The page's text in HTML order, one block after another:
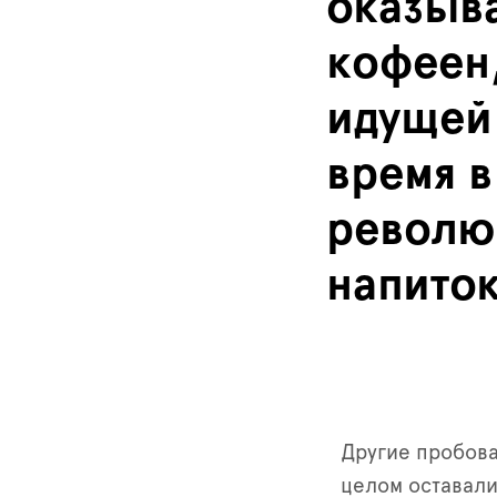
идущей
время
Другие
целом